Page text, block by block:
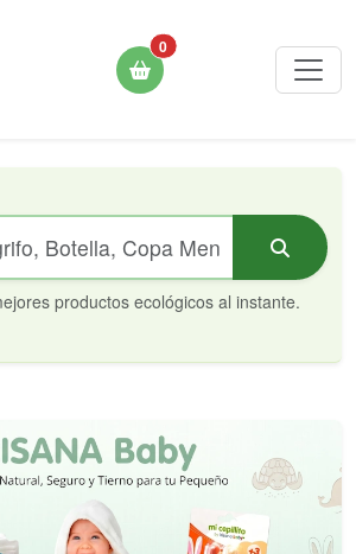
0
productos ecológicos al instante.